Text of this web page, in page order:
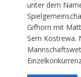
unter dem
Gifhorn mit
Sem Kostrewa.